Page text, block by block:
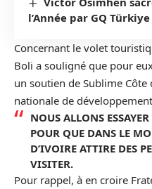
l’Année par GQ Türkiye
Concernant le volet
Boli a souligné que pour
un soutien de Sublime
nationale de
NOUS ALLONS
POUR QUE DANS LE
D’IVOIRE ATTIRE DES
VISITER.
Pour rappel, à en croire